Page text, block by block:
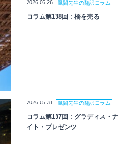
2026.06.26 風間先生の翻訳コラム
コラム第138回：橋を売る
2026.05.31 風間先生の翻訳コラム
コラム第137回：グラディス・ナ
イト・プレゼンツ